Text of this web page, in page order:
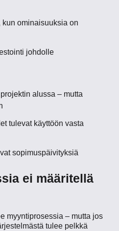
ominaisuuksia on
johdolle
alussa – mutta
tulevat käyttöön vasta
sopimuspäivityksiä
ei määritellä
myyntiprosessia – mutta jos
tulee pelkkä